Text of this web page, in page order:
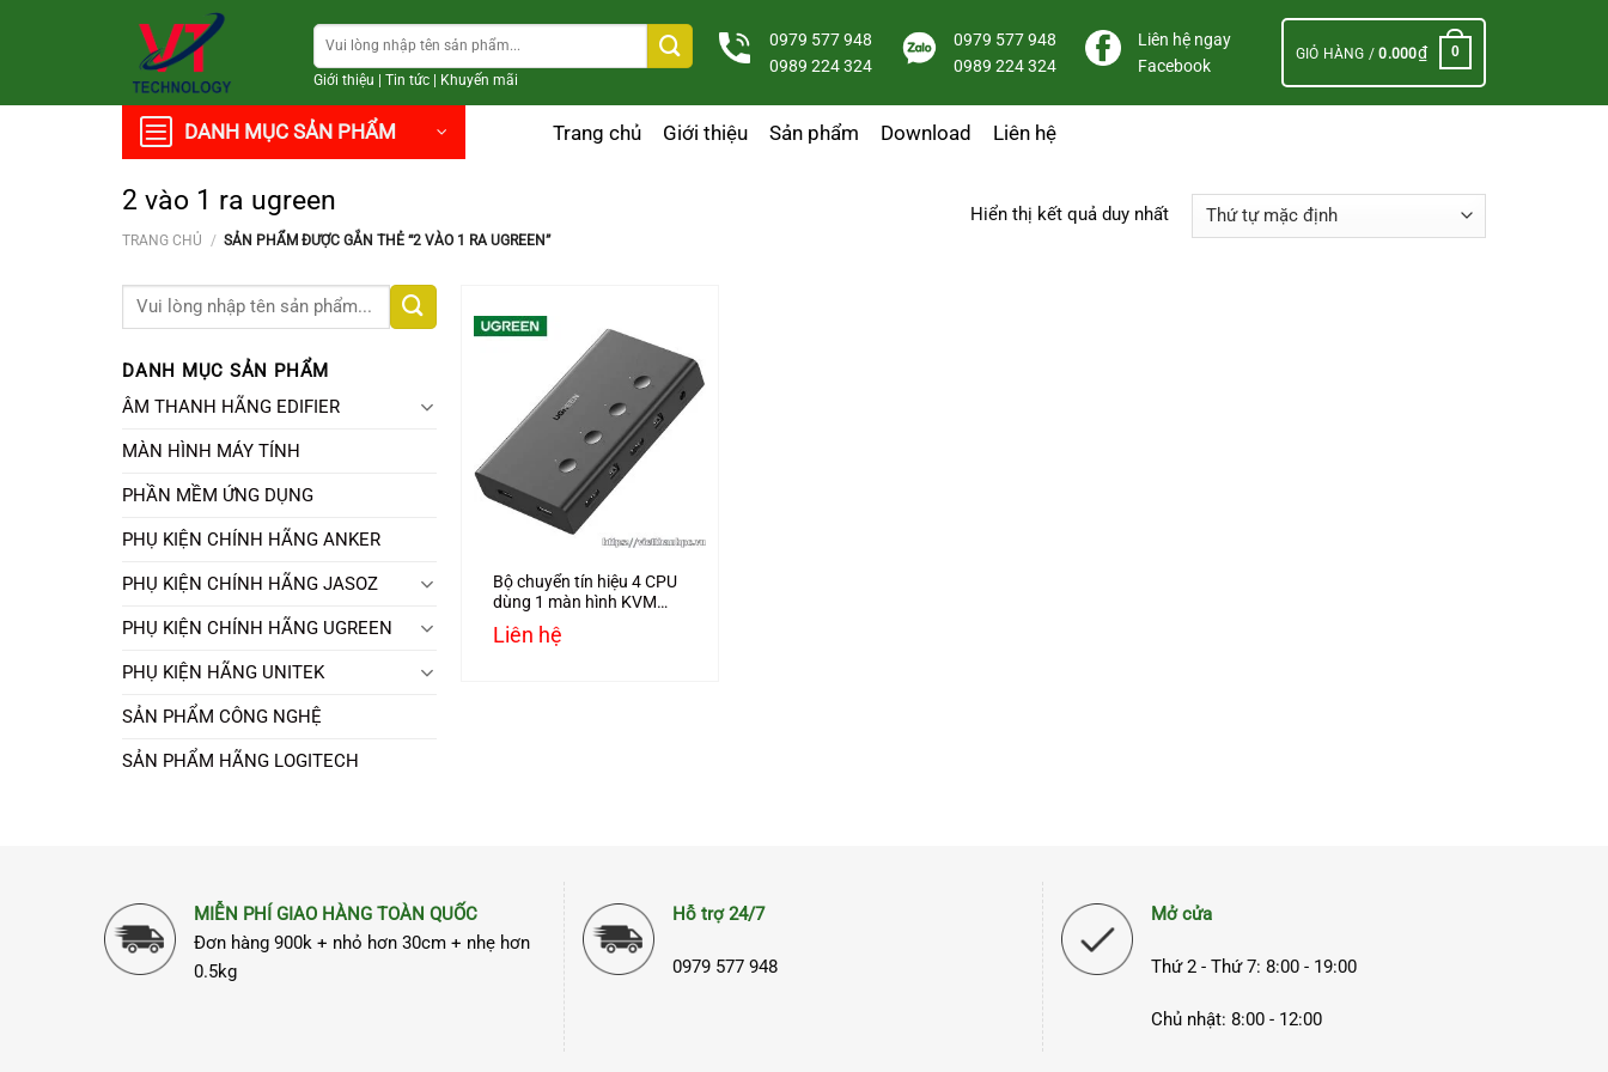
Tìm
kiếm:
Giới thiệu Tin tức| Khuyến mãi
0979 577 948
0989 224 324
0979 577 948
0989 224 324
Liên hệ ngay
Facebook
GIỎ HÀNG /0.000₫ 0
DANH MỤC SẢN PHẨM Trang chủ Giới thiệu Sản phẩm Download Liên hệ
2 vào 1 ra ugreen
TRANG CHỦ / SẢN PHẨM ĐƯỢC GẮN THẺ “2 VÀO 1 RA UGREEN”
Hiển thị kết quả duy nhất
Tìm
DANH MỤC SẢN PHẨM
ÂM THANH HÃNG EDIFIER
MÀN HÌNH MÁY TÍNH
PHẦN MỀM ỨNG DỤNG
PHỤ KIỆN CHÍNH HÃNG ANKER
PHỤ KIỆN CHÍNH HÃNG JASOZ
PHỤ KIỆN CHÍNH HÃNG UGREEN
PHỤ KIỆN HÃNG UNITEK
SẢN PHẨM CÔNG NGHỆ
SẢN PHẨM HÃNG LOGITECH
Bộ chuyển tín hiệu 4 CPU
dùng 1 màn hình KVM
Switch USB, HDMI
4K@60Hz Ugreen 70439
Liên hệ
MIỄN PHÍ GIAO HÀNG TOÀN QUỐC
Đơn hàng 900k + nhỏ hơn 30cm + nhẹ hơn
0.5kg
Hỗ trợ 24/7
0979 577 948
Mở cửa
Thứ 2 - Thứ 7: 8:00 - 19:00
Chủ nhật: 8:00 - 12:00